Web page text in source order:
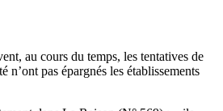
au cours du temps, les tentatives de
n’ont pas épargnés les établissements